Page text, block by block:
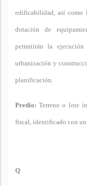
edificabilidad, así como
dotación de
permitirán la ejecución
urbanización y
planificación.
Predio: Terreno o lote
fiscal, identificado con
Q